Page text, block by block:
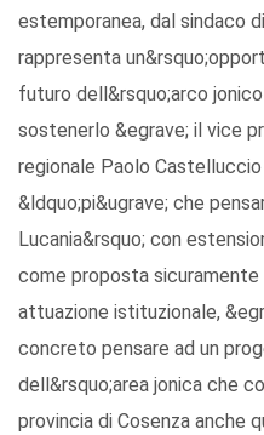
estemporanea, dal sindaco
rappresenta
futuro dell&rsquo;arco
sostenerlo &egrave; il vice
regionale Paolo Castelluccio
&ldquo;pi&ugrave; che
Lucania&rsquo; con
come proposta
attuazione istituzionale,
concreto pensare ad un
dell&rsquo;area jonica che
provincia di Cosenza anche